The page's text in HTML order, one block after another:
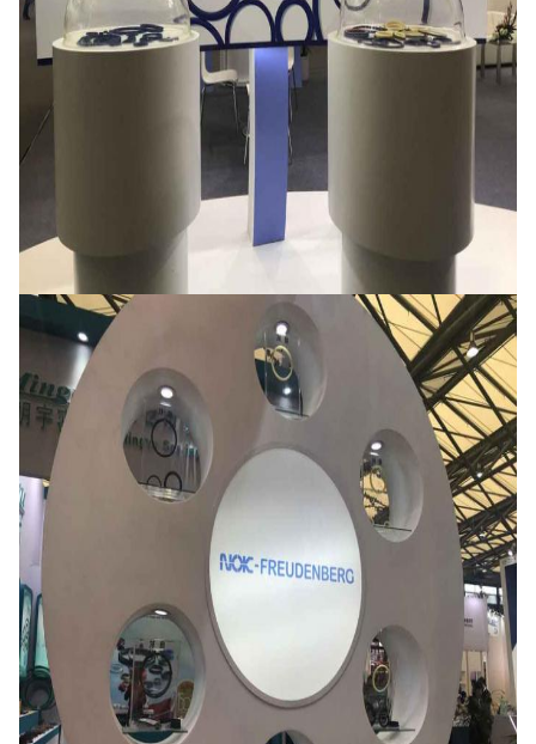
ฝากข้อความ
เราจะโทรกลับหาคุณเร็ว ๆ นี้!
เสนอ